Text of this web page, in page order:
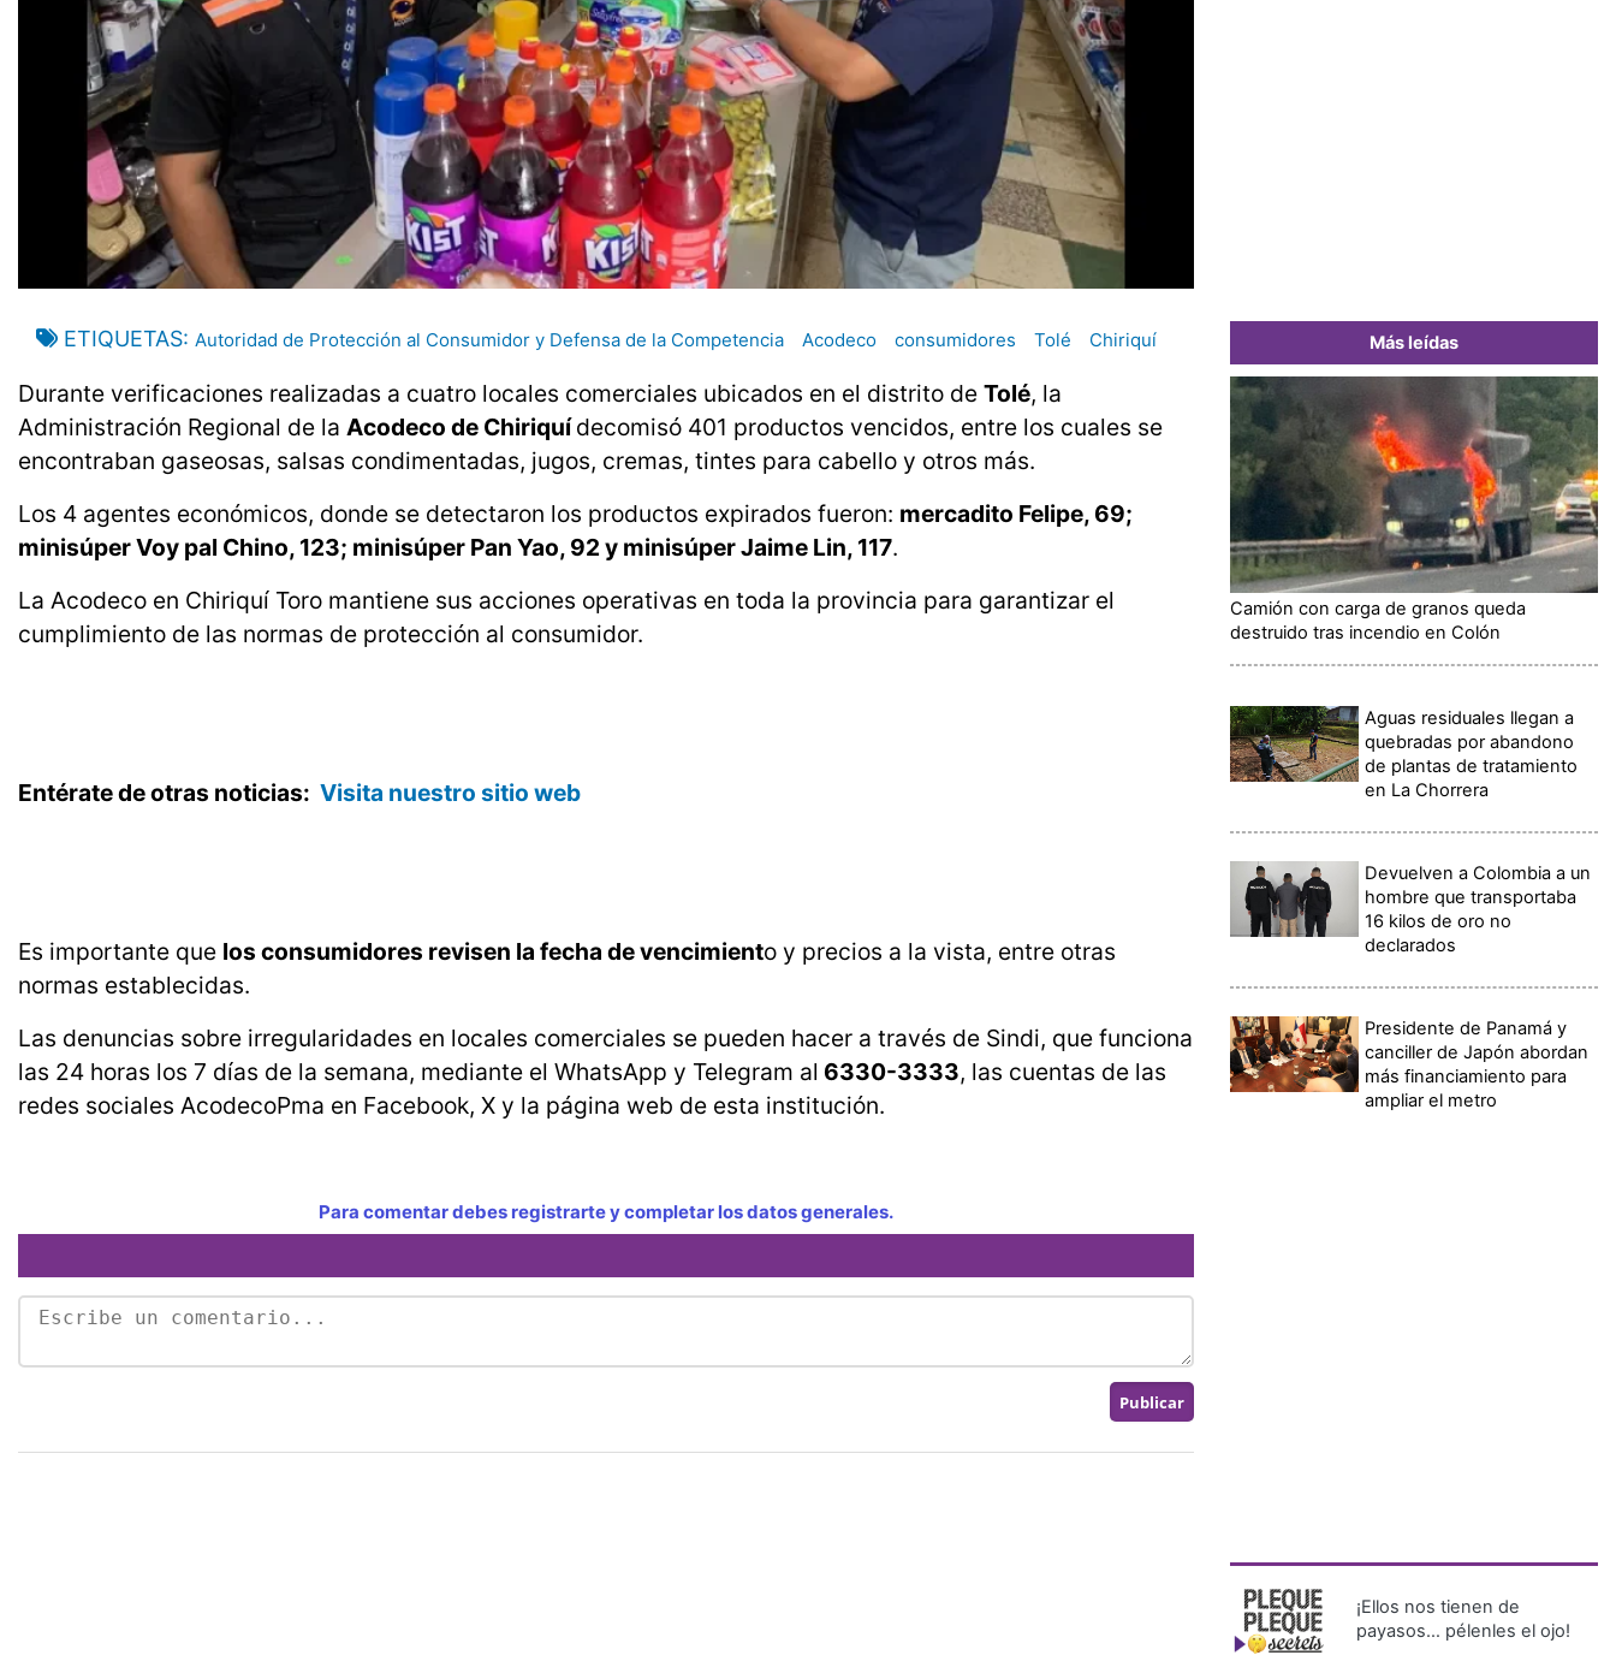
ETIQUETAS Autoridad de Protección al Consumidor y Defensa de la Competencia Acodeco consumidores Tolé Chiriquí
Durante verificaciones realizadas a cuatro locales comerciales ubicados en el distrito de Tolé, la
Administración Regional de la Acodeco de Chiriquídecomisó 401 productos vencidos, entre los cuales se
encontraban gaseosas, salsas condimentadas, jugos, cremas, tintes para cabello y otros más.
Los 4 agentes económicos, donde se detectaron los productos expirados fueron: mercadito Felipe, 69;
minisúper Voy pal Chino, 123; minisúper Pan Yao, 92 y minisúper Jaime Lin, 117.
La Acodeco en Chiriquí Toro mantiene sus acciones operativas en toda la provincia para garantizar el
cumplimiento de las normas de protección al consumidor.
Entérate de otras noticias: Visita nuestro sitio web
Es importante que los consumidores revisen la fecha de vencimiento y precios a la vista, entre otras
normas establecidas.
Las denuncias sobre irregularidades en locales comerciales se pueden hacer a través de Sindi, que funciona
las 24 horas los 7 días de la semana, mediante el WhatsApp y Telegram al 6330-3333, las cuentas de las
redes sociales AcodecoPma en Facebook, X y la página web de esta institución.
Para comentar debes registrarte y completar los datos generales.
Más leídas
Camión con carga de granos queda
destruido tras incendio en Colón
Aguas residuales llegan a
quebradas por abandono
de plantas de tratamiento
en La Chorrera
Devuelven a Colombia a un
hombre que transportaba
16 kilos de oro no
declarados
Presidente de Panamá y
canciller de Japón abordan
más financiamiento para
ampliar el metro
¡Ellos nos tienen de
payasos… pélenles el ojo!